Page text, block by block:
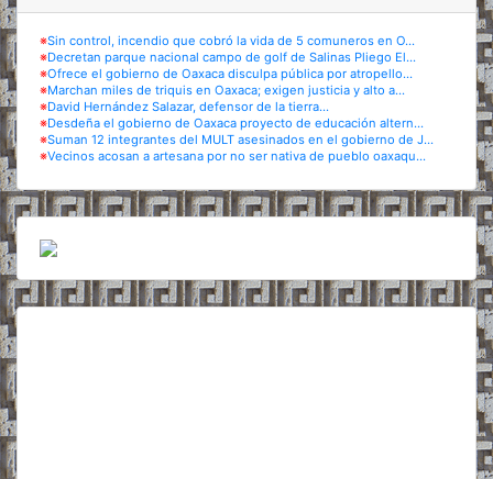
※Sin control, incendio que cobró la vida de 5 comuneros en O...
※Decretan parque nacional campo de golf de Salinas Pliego El...
※Ofrece el gobierno de Oaxaca disculpa pública por atropello...
※Marchan miles de triquis en Oaxaca; exigen justicia y alto a...
※David Hernández Salazar, defensor de la tierra...
※Desdeña el gobierno de Oaxaca proyecto de educación altern...
※Suman 12 integrantes del MULT asesinados en el gobierno de J...
※Vecinos acosan a artesana por no ser nativa de pueblo oaxaqu...